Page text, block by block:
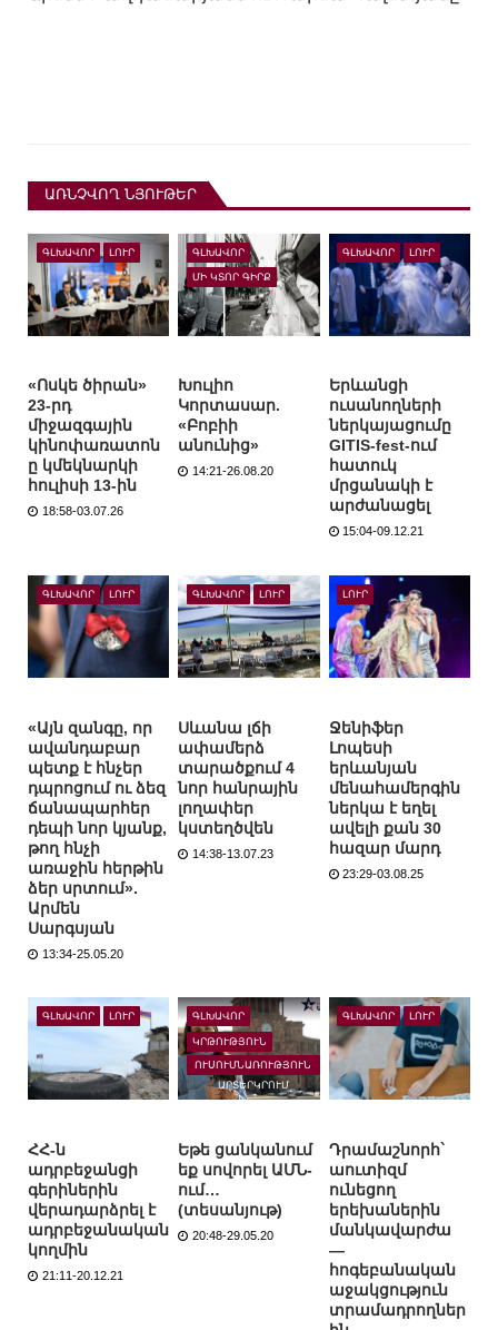
ԱՌՆՉՎՈՂ ՆՅՈՒԹԵՐ
ԳԼԽԱՎՈՐ ԼՈՒՐ
«Ոսկե ծիրան»
23-րդ
միջազգային
կինոփառատոն
ը կմեկնարկի
հուլիսի 13-ին
18:58-03.07.26
ԳԼԽԱՎՈՐ
ՄԻ ԿՏՈՐ ԳԻՐՔ
Խուլիո
Կորտասար.
«Բոբիի
անունից»
14:21-26.08.20
ԳԼԽԱՎՈՐ ԼՈՒՐ
Երևանցի
ուսանողների
ներկայացումը
GITIS-fest-ում
հատուկ
մրցանակի է
արժանացել
15:04-09.12.21
ԳԼԽԱՎՈՐ ԼՈՒՐ
«Այն զանգը, որ
ավանդաբար
պետք է հնչեր
դպրոցում ու ձեզ
ճանապարհեր
դեպի նոր կյանք,
թող հնչի
առաջին հերթին
ձեր սրտում».
Արմեն
Սարգսյան
13:34-25.05.20
ԳԼԽԱՎՈՐ ԼՈՒՐ
Սևանա լճի
ափամերձ
տարածքում 4
նոր հանրային
լողափեր
կստեղծվեն
14:38-13.07.23
ԼՈՒՐ
Ջենիֆեր
Լոպեսի
երևանյան
մենահամերգին
ներկա է եղել
ավելի քան 30
հազար մարդ
23:29-03.08.25
ԳԼԽԱՎՈՐ ԼՈՒՐ
ՀՀ-ն
ադրբեջանցի
գերիներին
վերադարձրել է
ադրբեջանական
կողմին
21:11-20.12.21
ԳԼԽԱՎՈՐ
ԿՐԹՈՒԹՅՈՒՆ
ՈՒՍՈՒՄՆԱՌՈՒԹՅՈՒՆ
ԱՐՏԵՐԿՐՈՒՄ
Եթե ցանկանում
եք սովորել ԱՄՆ-
ում…
(տեսանյութ)
20:48-29.05.20
ԳԼԽԱՎՈՐ ԼՈՒՐ
Դրամաշնորհ`
աուտիզմ
ունեցող
երեխաներին
մանկավարժա
—
հոգեբանական
աջակցություն
տրամադրողներ